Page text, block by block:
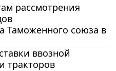
рассмотрения
Таможенного союза в
ввозной
тракторов